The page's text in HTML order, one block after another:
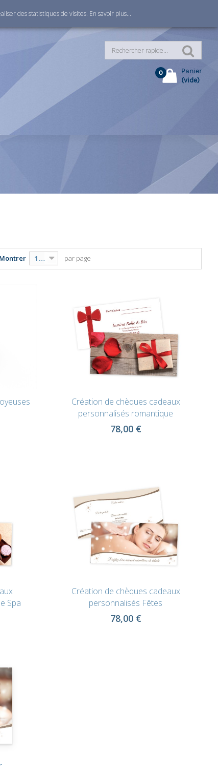
Panier
0
(vide)
Montrer 12 par page
Création de chèques cadeaux
personnalisés romantique
78,00 €
Spa
Création de chèques cadeaux
personnalisés Fêtes
78,00 €
des statistiques de visites. En savoir plus...